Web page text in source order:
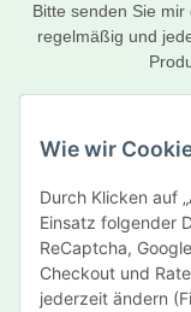
Wie wir
Durch Klicken auf
Einsatz folgender
ReCaptcha,
Checkout und
jederzeit ändern
Bitte senden Sie
regelmäßig und
Newsletter Abonnieren
Informationen
Gesetzliche